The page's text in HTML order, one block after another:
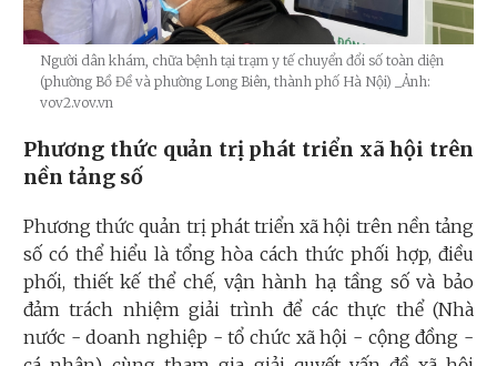
Người dân khám, chữa bệnh tại trạm y tế chuyển đổi số toàn diện
(phường Bồ Đề và phường Long Biên, thành phố Hà Nội)
_Ảnh:
vov2.vov.vn
Phương thức quản trị phát triển xã hội trên
nền tảng số
Phương thức quản trị phát triển xã hội trên nền tảng
số có thể hiểu là tổng hòa cách thức phối hợp, điều
phối, thiết kế thể chế, vận hành hạ tầng số và bảo
đảm trách nhiệm giải trình để các thực thể (Nhà
nước - doanh nghiệp - tổ chức xã hội - cộng đồng -